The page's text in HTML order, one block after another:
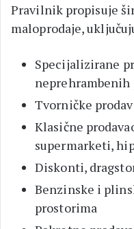
Pravilnik propisuje
maloprodaje,
Specijalizirane
neprehrambenih
Tvorničke
Klasične
supermarketi,
Diskonti,
Benzinske i
prostorima